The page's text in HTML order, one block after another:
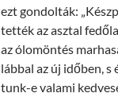
ezt gon­dol­ták:
tet­ték az asz­tal
az ólom­ön­tés
láb­bal az új idő­ben,
tunk-e va­la­mi